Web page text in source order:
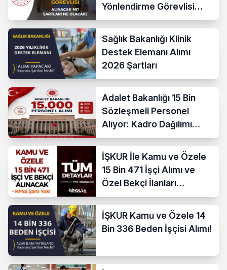
Yönlendirme Görevlisi
Alımı Yapacak mı? Şartlar
Nedir?
Sağlık Bakanlığı Klinik
Destek Elemanı Alımı
2026 Şartları
Adalet Bakanlığı 15 Bin
Sözleşmeli Personel
Alıyor: Kadro Dağılımı
Açıklandı
İŞKUR İle Kamu ve Özele
15 Bin 471 İşçi Alımı ve
Özel Bekçi İlanları
Yayımlandı
İŞKUR Kamu ve Özele 14
Bin 336 Beden İşçisi Alımı!